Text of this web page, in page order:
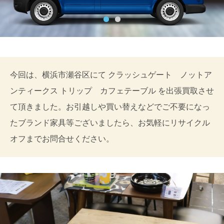
今回は、横浜市瀬谷区にて クラッシュゲート ノットア
ンティークス トリップ カフェテーブル を出張買取させ
て頂きました。お引越しや買い替えなどでご不要になっ
たブランド家具等ございましたら、お気軽にリサイクル
オフまでお問合せください。